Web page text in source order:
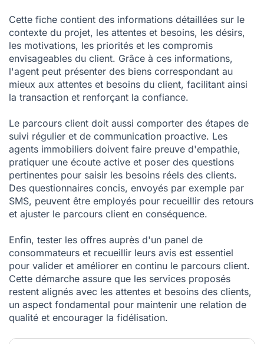
Cette fiche contient des informations détaillées sur le
contexte du projet, les attentes et besoins, les désirs,
les motivations, les priorités et les compromis
envisageables du client. Grâce à ces informations,
l'agent peut présenter des biens correspondant au
mieux aux attentes et besoins du client, facilitant ainsi
la transaction et renforçant la confiance.
Le parcours client doit aussi comporter des étapes de
suivi régulier et de communication proactive. Les
agents immobiliers doivent faire preuve d'empathie,
pratiquer une écoute active et poser des questions
pertinentes pour saisir les besoins réels des clients.
Des questionnaires concis, envoyés par exemple par
SMS, peuvent être employés pour recueillir des retours
et ajuster le parcours client en conséquence.
Enfin, tester les offres auprès d'un panel de
consommateurs et recueillir leurs avis est essentiel
pour valider et améliorer en continu le parcours client.
Cette démarche assure que les services proposés
restent alignés avec les attentes et besoins des clients,
un aspect fondamental pour maintenir une relation de
qualité et encourager la fidélisation.